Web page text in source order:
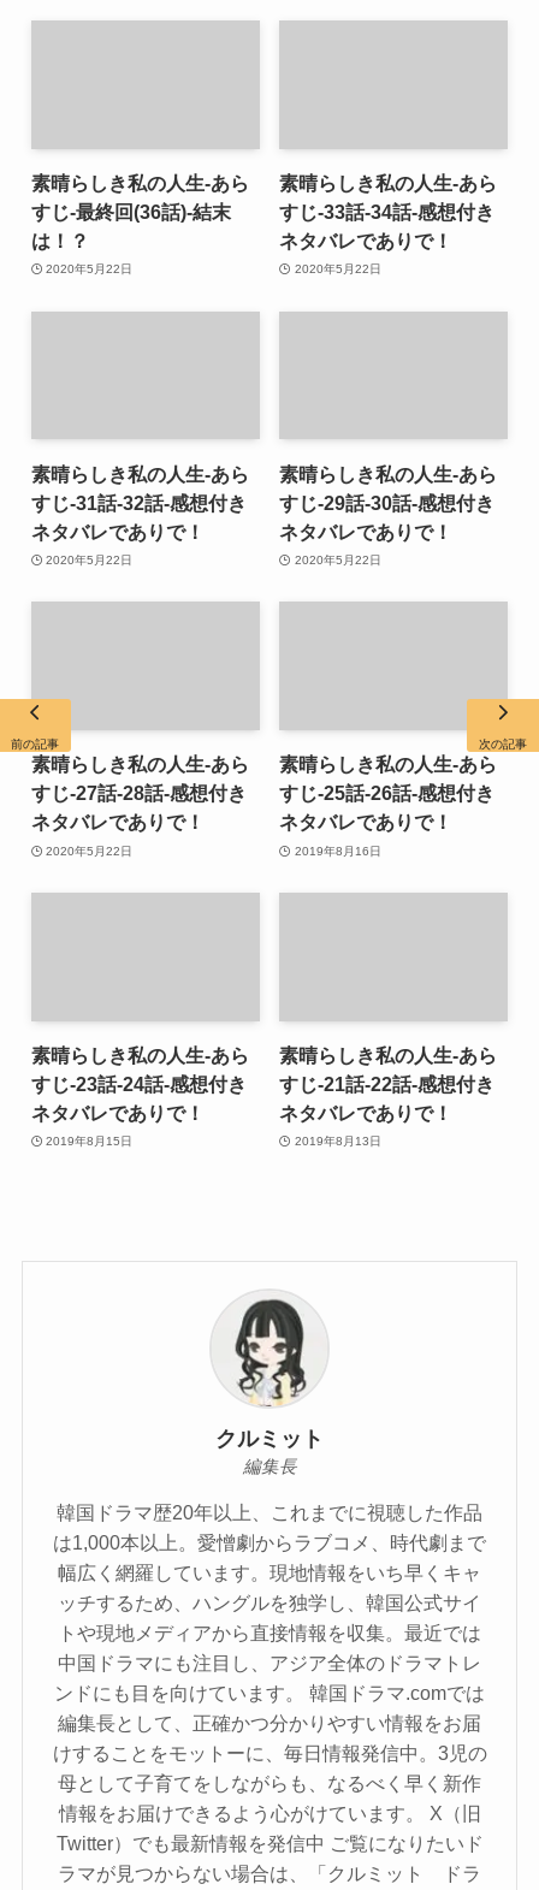
素晴らしき私の人生-あら
すじ-最終回(36話)-結末
は！？
2020年5月22日
素晴らしき私の人生-あら
すじ-33話-34話-感想付き
ネタバレでありで！
2020年5月22日
素晴らしき私の人生-あら
すじ-31話-32話-感想付き
ネタバレでありで！
2020年5月22日
素晴らしき私の人生-あら
すじ-29話-30話-感想付き
ネタバレでありで！
2020年5月22日
素晴らしき私の人生-あら
すじ-27話-28話-感想付き
ネタバレでありで！
2020年5月22日
素晴らしき私の人生-あら
すじ-25話-26話-感想付き
ネタバレでありで！
2019年8月16日
素晴らしき私の人生-あら
すじ-23話-24話-感想付き
ネタバレでありで！
2019年8月15日
素晴らしき私の人生-あら
すじ-21話-22話-感想付き
ネタバレでありで！
2019年8月13日
クルミット
編集長
韓国ドラマ歴20年以上、これまでに視聴した作品
は1,000本以上。愛憎劇からラブコメ、時代劇まで
幅広く網羅しています。現地情報をいち早くキャ
ッチするため、ハングルを独学し、韓国公式サイ
トや現地メディアから直接情報を収集。最近では
中国ドラマにも注目し、アジア全体のドラマトレ
ンドにも目を向けています。 韓国ドラマ.comでは
編集長として、正確かつ分かりやすい情報をお届
けすることをモットーに、毎日情報発信中。3児の
母として子育てをしながらも、なるべく早く新作
情報をお届けできるよう心がけています。 X（旧
Twitter）でも最新情報を発信中 ご覧になりたいド
ラマが見つからない場合は、「クルミット ドラ
前の記事 次の記事